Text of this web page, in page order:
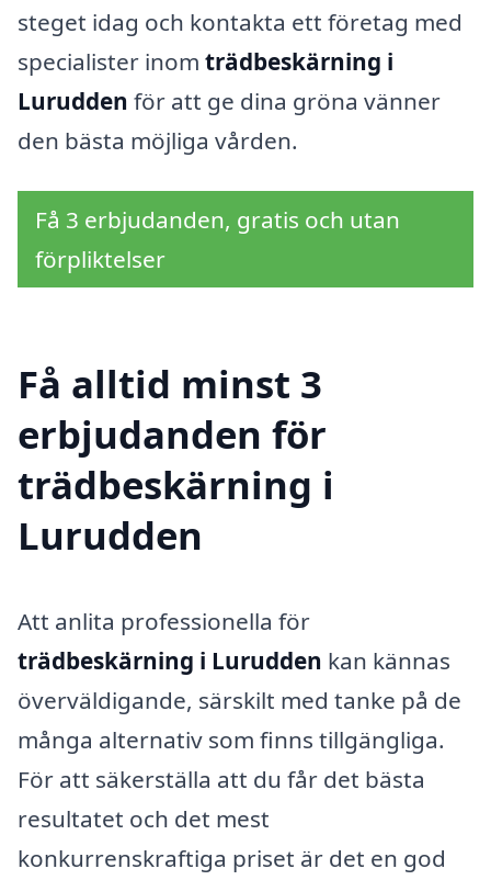
steget idag och kontakta ett företag med
specialister inom trädbeskärning i
Lurudden för att ge dina gröna vänner
den bästa möjliga vården.
Få 3 erbjudanden, gratis och utan
förpliktelser
Få alltid minst 3
erbjudanden för
trädbeskärning i
Lurudden
Att anlita professionella för
trädbeskärning i Lurudden kan kännas
överväldigande, särskilt med tanke på de
många alternativ som finns tillgängliga.
För att säkerställa att du får det bästa
resultatet och det mest
konkurrenskraftiga priset är det en god